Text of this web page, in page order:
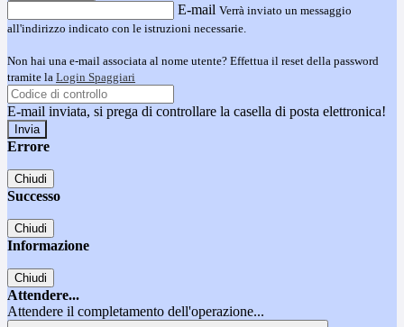
E-mail Verrà inviato un messaggio
all'indirizzo indicato con le istruzioni necessarie.
Non hai una e-mail associata al nome utente? Effettua il reset della password
tramite la Login Spaggiari
E-mail inviata, si prega di controllare la casella di posta elettronica!
Errore
Chiudi
Successo
Chiudi
Informazione
Chiudi
Attendere...
Attendere il completamento dell'operazione...